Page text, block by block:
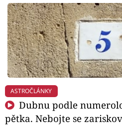
ASTROČLÁNKY
Dubnu podle
pětka. Nebojte se